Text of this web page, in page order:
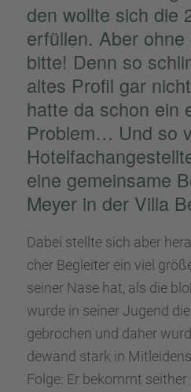
den wollte sich die
erfül­len. Aber
bitte! Denn so
altes Profil gar
hatte da schon ein
Problem… Und so
eine gemein­same
Meyer in der Villa
Dabei stellte sich aber
cher Beglei­ter ein viel
seiner Nase hat, als die
wurde in seiner Jugend
gebro­chen und daher
de­wand stark in
Folge: Er bekommt